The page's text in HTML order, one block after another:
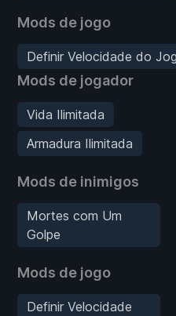
Mods de jogo
Definir Velocidade do
Mods de jogador
Vida Ilimitada
Armadura Ilimitada
Mods de inimigos
Mortes com Um
Golpe
Mods de jogo
Definir Velocidade